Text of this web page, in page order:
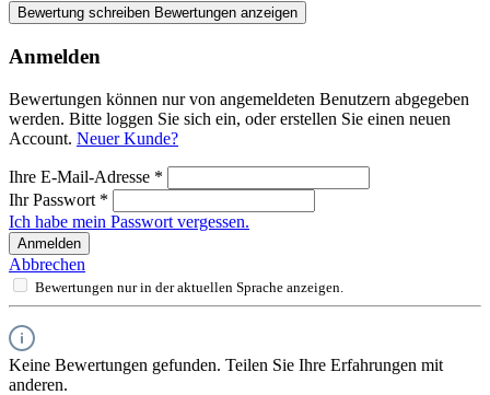
Bewertung schreiben Bewertungen anzeigen
Anmelden
Bewertungen können nur von angemeldeten Benutzern abgegeben
werden. Bitte loggen Sie sich ein, oder erstellen Sie einen neuen
Account. Neuer Kunde?
Ihre E-Mail-Adresse *
Ihr Passwort *
Ich habe mein Passwort vergessen.
Anmelden
Abbrechen
Bewertungen nur in der aktuellen Sprache anzeigen.
Keine Bewertungen gefunden. Teilen Sie Ihre Erfahrungen mit
anderen.